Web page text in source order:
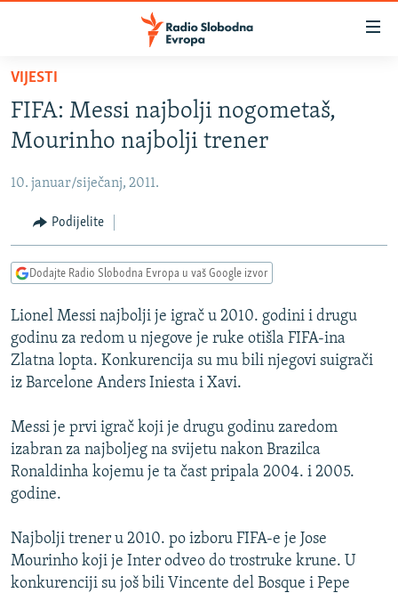
Pređite
glavni
sadržaj
na
navigaciju
Pređite
na
BOSNA I HERCEGOVINA
KOSOVO
CRNA GORA
VIDEO
FOTOGALERIJE
INFOGRAFIKE
PODCASTI
RAT U UKRAJINI
KINA NA BALKANU
RSE PRIČE IZ SVIJETA
DNEVNO@RSE
SPECIJALI RSE
GENOCID U SREBRENICI
POPLAVE I KLIZIŠTA U BIH 2024.
PRATITE NAS
VIJESTI
FIFA: Messi najbolji nogometaš,
Mourinho najbolji trener
10. januar/siječanj, 2011.
Podijelite
Dodajte Radio Slobodna Evropa u vaš Google izvor
Lionel Messi najbolji je igrač u 2010. godini i drugu
godinu za redom u njegove je ruke otišla FIFA-ina
Zlatna lopta. Konkurencija su mu bili njegovi suigrači
iz Barcelone Anders Iniesta i Xavi.
Messi je prvi igrač koji je drugu godinu zaredom
izabran za najboljeg na svijetu nakon Brazilca
Ronaldinha kojemu je ta čast pripala 2004. i 2005.
godine.
Najbolji trener u 2010. po izboru FIFA-e je Jose
Mourinho koji je Inter odveo do trostruke krune. U
konkurenciji su još bili Vincente del Bosque i Pepe